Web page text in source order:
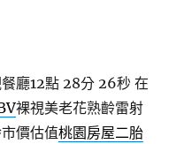
廳12點 28分 26秒在
裸視美老花熟齡雷射
價估值桃園房屋二胎